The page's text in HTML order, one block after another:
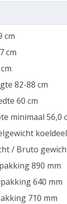
cm
cm
82-88 cm
60 cm
minimaal 56,0
/ Bruto
890 mm
640 mm
710 mm